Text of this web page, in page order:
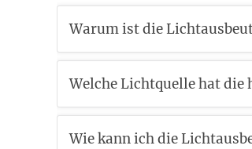
Warum ist die
Welche Lichtquelle hat die
Wie kann ich die